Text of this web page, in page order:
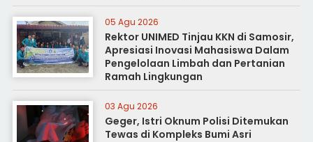
05 Agu 2026
Rektor UNIMED Tinjau KKN di Samosir,
Apresiasi Inovasi Mahasiswa Dalam
Pengelolaan Limbah dan Pertanian
Ramah Lingkungan
03 Agu 2026
Geger, Istri Oknum Polisi Ditemukan
Tewas di Kompleks Bumi Asri